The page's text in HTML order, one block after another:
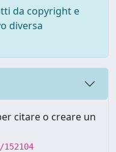
da copyright e
diversa
citare o creare un